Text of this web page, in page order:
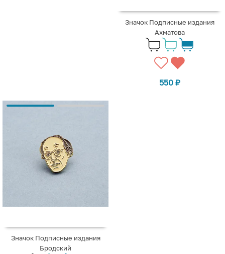
Значок Подписные издания
Ахматова
550 ₽
Значок Подписные издания
Бродский